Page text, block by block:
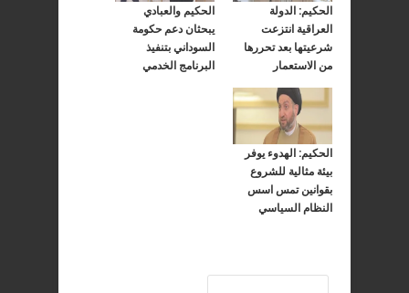
الحكيم: الدولة
العراقية انتزعت
شرعيتها بعد تحررها
من الاستعمار
الحكيم والعبادي
يبحثان دعم حكومة
السوداني بتنفيذ
البرنامج الخدمي
الحكيم: الهدوء يوفر
بيئة مثالية للشروع
بقوانين تمس اسس
النظام السياسي